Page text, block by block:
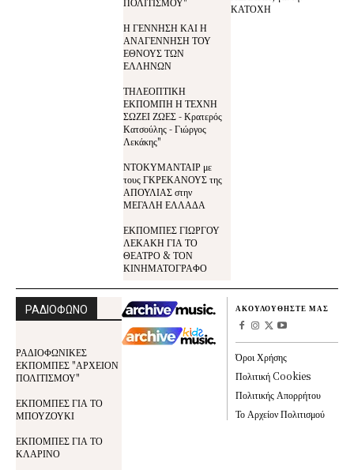
Η ΓΕΝΝΗΣΗ ΚΑΙ Η
ΑΝΑΓΕΝΝΗΣΗ ΤΟΥ
ΕΘΝΟΥΣ ΤΩΝ
ΕΛΛΗΝΩΝ
ΤΗΛΕΟΠΤΙΚΗ
ΕΚΠΟΜΠΗ Η ΤΕΧΝΗ
ΣΩΖΕΙ ΖΩΕΣ - Κρατερός
Κατσούλης - Γιώργος
Λεκάκης"
ΝΤΟΚΥΜΑΝΤΑΙΡ με
τους ΓΚΡΕΚΑΝΟΥΣ της
ΑΠΟΥΛΙΑΣ στην
ΜΕΓΑΛΗ ΕΛΛΑΔΑ
ΕΚΠΟΜΠΕΣ ΓΙΩΡΓΟΥ
ΛΕΚΑΚΗ ΓΙΑ ΤΟ
ΘΕΑΤΡΟ & ΤΟΝ
ΚΙΝΗΜΑΤΟΓΡΑΦΟ
ΚΑΤΟΧΗ
ΡΑΔΙΟΦΩΝΟ
ΡΑΔΙΟΦΩΝΙΚΕΣ
ΕΚΠΟΜΠΕΣ "ΑΡΧΕΙΟΝ
ΠΟΛΙΤΙΣΜΟΥ"
ΕΚΠΟΜΠΕΣ ΓΙΑ ΤΟ
ΜΠΟΥΖΟΥΚΙ
ΕΚΠΟΜΠΕΣ ΓΙΑ ΤΟ
ΚΛΑΡΙΝΟ
ΑΚΟΥΛΟΥΘΗΣΤΕ ΜΑΣ
Όροι Χρήσης
Πολιτική Cookies
Πολιτικής Απορρήτου
Το Αρχείον Πολιτισμού